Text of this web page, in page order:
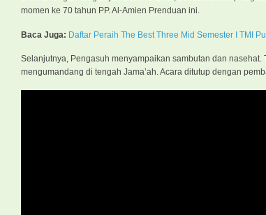
momen ke 70 tahun PP. Al-Amien Prenduan ini.
Baca Juga: Daftar Peraih The Best Three Mid Semester I TMI
Selanjutnya, Pengasuh menyampaikan sambutan dan
mengumandang di tengah Jama’ah. Acara ditutup dengan